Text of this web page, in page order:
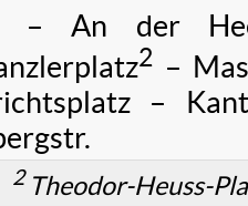
– An der
2 –
–
2Theodor-Heuss-